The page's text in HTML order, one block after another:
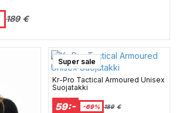
189 €
Super sale
Kr-Pro Tactical Armoured Unisex
Suojatakki
59:- -69% 189 €